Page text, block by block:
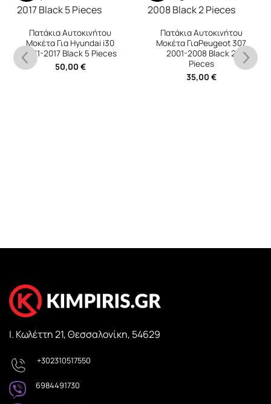
Πατάκια Αυτοκινήτου
Μοκέτα Για Hyundai i30
2011-2017 Black 5 Pieces
50,00 €
Πατάκια Αυτοκινήτου
Μοκέτα ΓιαPeugeot 307
2001-2008 Black 2
Pieces
35,00 €
Ι. Κωλέττη 21, Θεσσαλονίκη, 54629
+302310517550
6984491730